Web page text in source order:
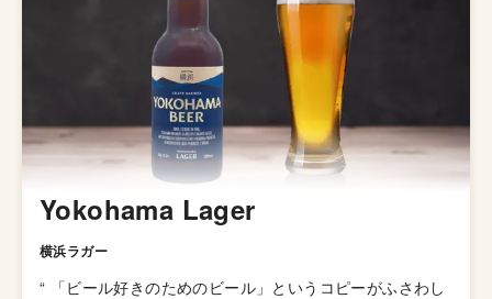
Yokohama Lager
横浜ラガー
“
「ビール好きのためのビール」というコピーがふさわし